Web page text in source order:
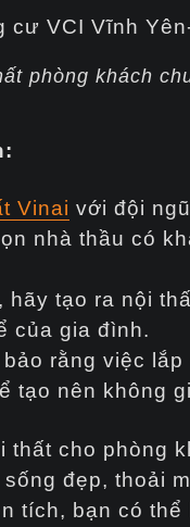
phòng khách
Vinai với đội
nhà thầu có
hãy tạo ra nội
của gia đình.
rằng việc
tạo nên không
thất cho phòng
đẹp, thoải
tích, bạn có